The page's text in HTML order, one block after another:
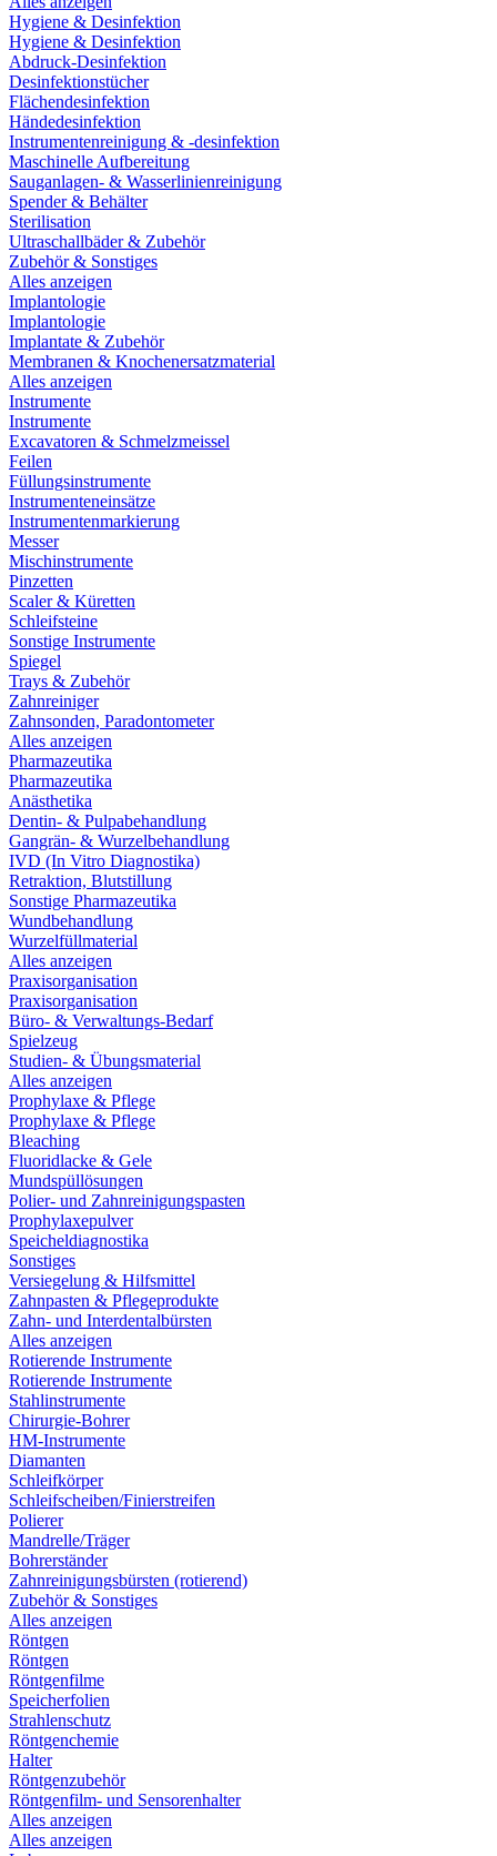
Hygiene & Desinfektion
Hygiene & Desinfektion
Abdruck-Desinfektion
Desinfektionstücher
Flächendesinfektion
Händedesinfektion
Instrumentenreinigung & -desinfektion
Maschinelle Aufbereitung
Sauganlagen- & Wasserlinienreinigung
Spender & Behälter
Sterilisation
Ultraschallbäder & Zubehör
Zubehör & Sonstiges
Alles anzeigen
Implantologie
Implantologie
Implantate & Zubehör
Membranen & Knochenersatzmaterial
Alles anzeigen
Instrumente
Instrumente
Excavatoren & Schmelzmeissel
Feilen
Füllungsinstrumente
Instrumenteneinsätze
Instrumentenmarkierung
Messer
Mischinstrumente
Pinzetten
Scaler & Küretten
Schleifsteine
Sonstige Instrumente
Spiegel
Trays & Zubehör
Zahnreiniger
Zahnsonden, Paradontometer
Alles anzeigen
Pharmazeutika
Pharmazeutika
Anästhetika
Dentin- & Pulpabehandlung
Gangrän- & Wurzelbehandlung
IVD (In Vitro Diagnostika)
Retraktion, Blutstillung
Sonstige Pharmazeutika
Wundbehandlung
Wurzelfüllmaterial
Alles anzeigen
Praxisorganisation
Praxisorganisation
Büro- & Verwaltungs-Bedarf
Spielzeug
Studien- & Übungsmaterial
Alles anzeigen
Prophylaxe & Pflege
Prophylaxe & Pflege
Bleaching
Fluoridlacke & Gele
Mundspüllösungen
Polier- und Zahnreinigungspasten
Prophylaxepulver
Speicheldiagnostika
Sonstiges
Versiegelung & Hilfsmittel
Zahnpasten & Pflegeprodukte
Zahn- und Interdentalbürsten
Alles anzeigen
Rotierende Instrumente
Rotierende Instrumente
Stahlinstrumente
Chirurgie-Bohrer
HM-Instrumente
Diamanten
Schleifkörper
Schleifscheiben/Finierstreifen
Polierer
Mandrelle/Träger
Bohrerständer
Zahnreinigungsbürsten (rotierend)
Zubehör & Sonstiges
Alles anzeigen
Röntgen
Röntgen
Röntgenfilme
Speicherfolien
Strahlenschutz
Röntgenchemie
Halter
Röntgenzubehör
Röntgenfilm- und Sensorenhalter
Alles anzeigen
Alles anzeigen